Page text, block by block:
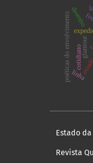
poéticas do envolvimento glamour
cotidiano
linha
desenho
Estado da
Revista